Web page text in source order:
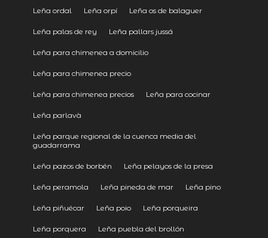
Leña ordal Leña orpí Leña os de balaguer
Leña palas de rey Leña pallars jussá
Leña para chimenea a domicilio
Leña para chimenea precio
Leña para chimenea precios Leña para cocinar
Leña parlavà
Leña parque regional de la cuenca media del
guadarrama
Leña pazos de borbén Leña pelayos de la presa
Leña peramola Leña pineda de mar Leña pino
Leña piñuécar Leña poio Leña porqueira
Leña porquera Leña puebla del brollón